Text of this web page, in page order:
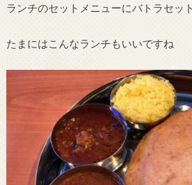
ランチのセットメニューにバトラセッ
たまにはこんなランチもいいですね